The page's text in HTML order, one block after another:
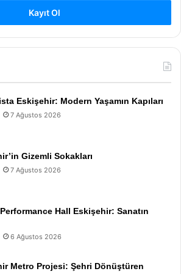
Kayıt Ol
Eskişehir: Modern Yaşamın Kapıları
7 Ağustos 2026
Gizemli Sokakları
7 Ağustos 2026
Hall Eskişehir: Sanatın
6 Ağustos 2026
Metro Projesi: Şehri Dönüştüren